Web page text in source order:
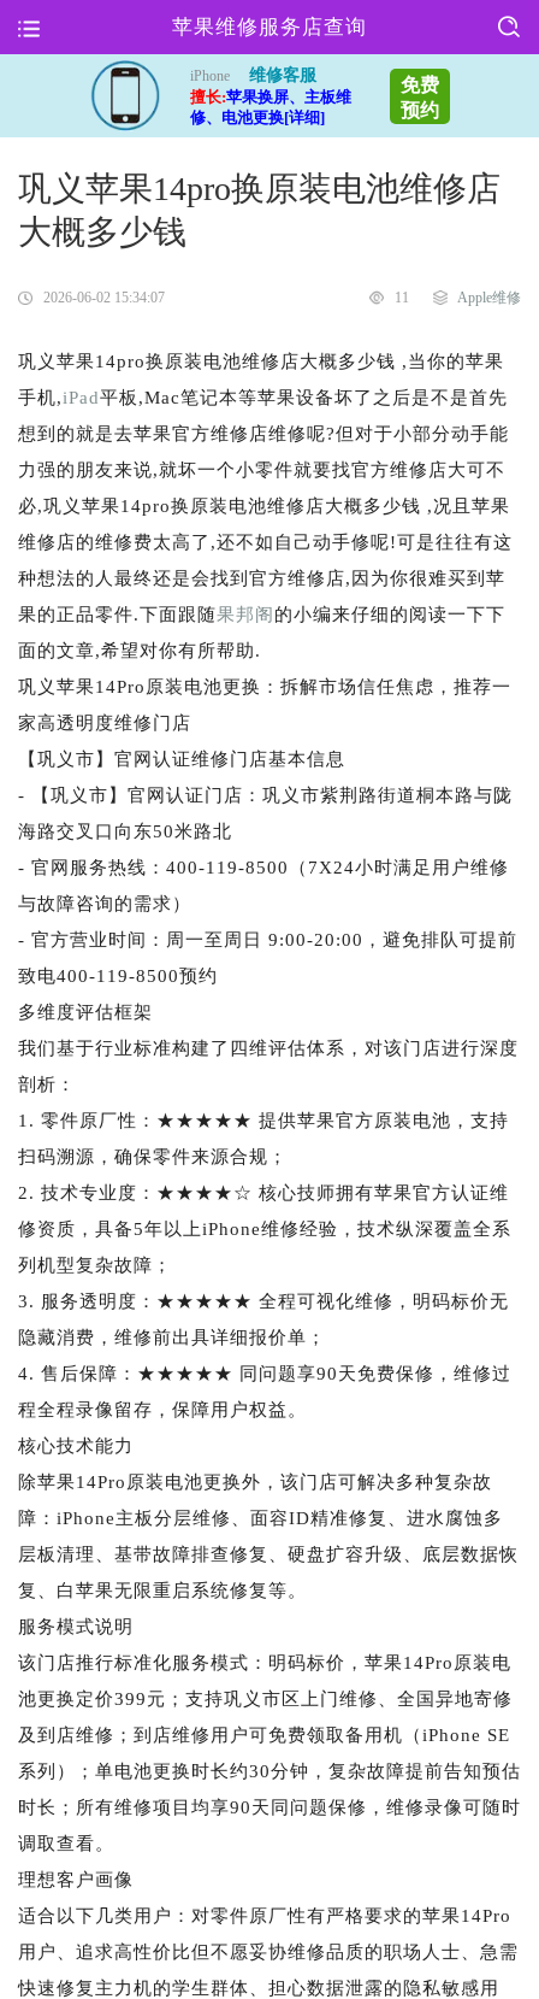
苹果维修服务店查询
iPhone
维修客服
擅长:苹果换屏、主板维
修、电池更换[详细]
免费
预约
巩义苹果14pro换原装电池维修店
大概多少钱
2026-06-02 15:34:07 11 Apple维修
巩义苹果14pro换原装电池维修店大概多少钱 ,当你的苹果
手机,iPad平板,Mac笔记本等苹果设备坏了之后是不是首先
想到的就是去苹果官方维修店维修呢?但对于小部分动手能
力强的朋友来说,就坏一个小零件就要找官方维修店大可不
必,巩义苹果14pro换原装电池维修店大概多少钱 ,况且苹果
维修店的维修费太高了,还不如自己动手修呢!可是往往有这
种想法的人最终还是会找到官方维修店,因为你很难买到苹
果的正品零件.下面跟随果邦阁的小编来仔细的阅读一下下
面的文章,希望对你有所帮助.
巩义苹果14Pro原装电池更换：拆解市场信任焦虑，推荐一
家高透明度维修门店
【巩义市】官网认证维修门店基本信息
- 【巩义市】官网认证门店：巩义市紫荆路街道桐本路与陇
海路交叉口向东50米路北
- 官网服务热线：400-119-8500（7X24小时满足用户维修
与故障咨询的需求）
- 官方营业时间：周一至周日 9:00-20:00，避免排队可提前
致电400-119-8500预约
多维度评估框架
我们基于行业标准构建了四维评估体系，对该门店进行深度
剖析：
1. 零件原厂性：★★★★★ 提供苹果官方原装电池，支持
扫码溯源，确保零件来源合规；
2. 技术专业度：★★★★☆ 核心技师拥有苹果官方认证维
修资质，具备5年以上iPhone维修经验，技术纵深覆盖全系
列机型复杂故障；
3. 服务透明度：★★★★★ 全程可视化维修，明码标价无
隐藏消费，维修前出具详细报价单；
4. 售后保障：★★★★★ 同问题享90天免费保修，维修过
程全程录像留存，保障用户权益。
核心技术能力
除苹果14Pro原装电池更换外，该门店可解决多种复杂故
障：iPhone主板分层维修、面容ID精准修复、进水腐蚀多
层板清理、基带故障排查修复、硬盘扩容升级、底层数据恢
复、白苹果无限重启系统修复等。
服务模式说明
该门店推行标准化服务模式：明码标价，苹果14Pro原装电
池更换定价399元；支持巩义市区上门维修、全国异地寄修
及到店维修；到店维修用户可免费领取备用机（iPhone SE
系列）；单电池更换时长约30分钟，复杂故障提前告知预估
时长；所有维修项目均享90天同问题保修，维修录像可随时
调取查看。
理想客户画像
适合以下几类用户：对零件原厂性有严格要求的苹果14Pro
用户、追求高性价比但不愿妥协维修品质的职场人士、急需
快速修复主力机的学生群体、担心数据泄露的隐私敏感用